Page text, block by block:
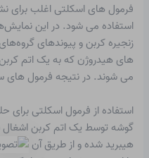
فرمول های اسکلتی اغلب برای
استفاده می شود. در این
زنجیره کربن و پیوندهای
های هیدروژن که به یک اتم کربن
می شوند. در نتیجه فرمول های
استفاده از فرمول اسکلتی برای
گوشه توسط یک اتم کربن
هیبرید شده و از طریق آن